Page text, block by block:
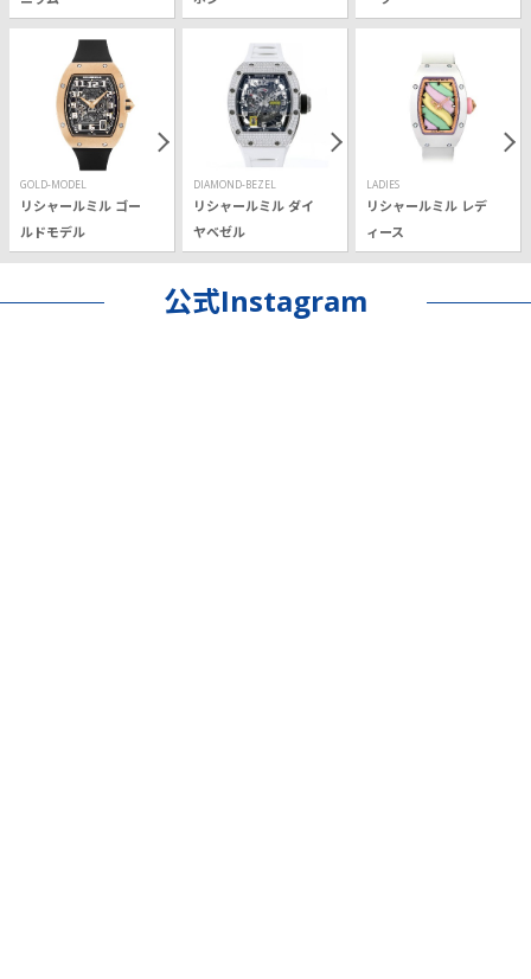
GOLD-MODEL
リシャールミル ゴー
ルドモデル
DIAMOND-BEZEL
リシャールミル ダイ
ヤベゼル
LADIES
リシャールミル レデ
ィース
公式Instagram